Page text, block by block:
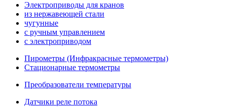
Электроприводы для кранов
из нержавеющей стали
чугунные
с ручным управлением
c электроприводом
Пирометры (Инфракрасные термометры)
Стационарные термометры
Преобразователи температуры
Датчики реле потока